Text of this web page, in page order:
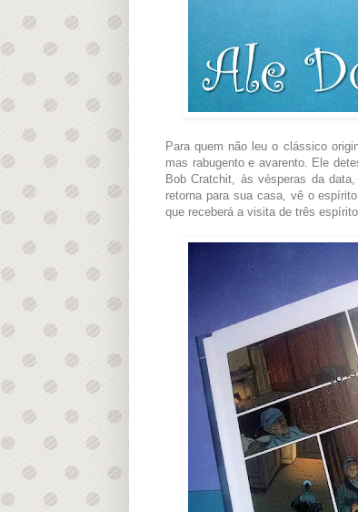
Para quem não leu o clássico
mas rabugento e avarento. Ele
Bob Cratchit, às vésperas da
retorna para sua casa, vê o
que receberá a visita de três